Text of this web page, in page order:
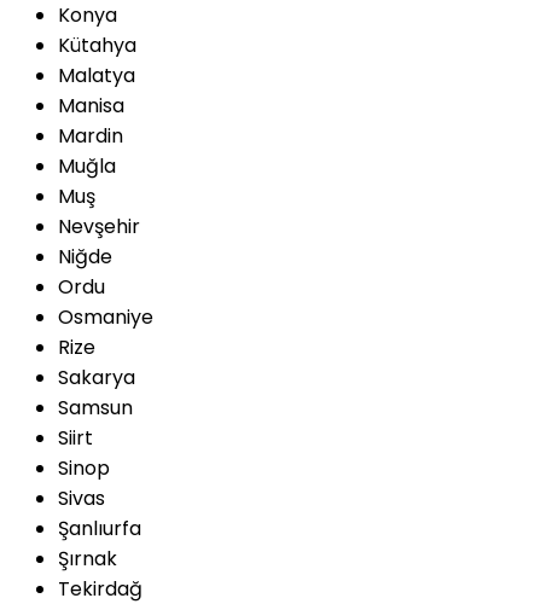
Konya
Kütahya
Malatya
Manisa
Mardin
Muğla
Muş
Nevşehir
Niğde
Ordu
Osmaniye
Rize
Sakarya
Samsun
Siirt
Sinop
Sivas
Şanlıurfa
Şırnak
Tekirdağ